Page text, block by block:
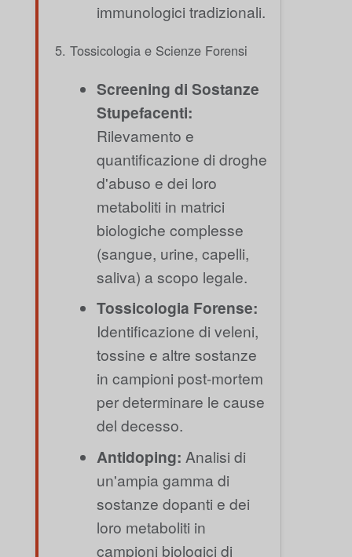
immunologici tradizionali.
5. Tossicologia e Scienze Forensi
Screening di Sostanze
Stupefacenti:
Rilevamento e
quantificazione di droghe
d'abuso e dei loro
metaboliti in matrici
biologiche complesse
(sangue, urine, capelli,
saliva) a scopo legale.
Tossicologia Forense:
Identificazione di veleni,
tossine e altre sostanze
in campioni post-mortem
per determinare le cause
del decesso.
Antidoping: Analisi di
un'ampia gamma di
sostanze dopanti e dei
loro metaboliti in
campioni biologici di